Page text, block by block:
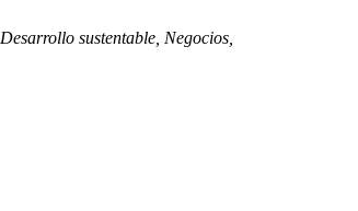
Desarrollo sustentable, Negocios,